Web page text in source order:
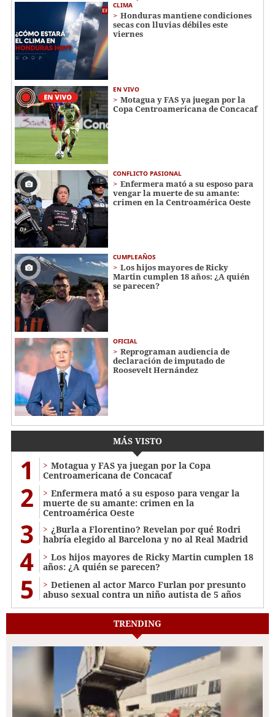
CLIMA
Honduras mantiene condiciones
secas con lluvias débiles este
viernes
EN VIVO
Motagua y FAS ya juegan por la
Copa Centroamericana de Concacaf
CONFLICTO PASIONAL
Enfermera mató a su esposo para
vengar la muerte de su amante:
crimen en la Centroamérica Oeste
CUMPLEAÑOS
Los hijos mayores de Ricky
Martin cumplen 18 años: ¿A quién
se parecen?
OFICIAL
Reprograman audiencia de
declaración de imputado de
Roosevelt Hernández
MÁS VISTO
1
Motagua y FAS ya juegan por la Copa
Centroamericana de Concacaf
2
Enfermera mató a su esposo para vengar la
muerte de su amante: crimen en la
Centroamérica Oeste
3
¿Burla a Florentino? Revelan por qué Rodri
habría elegido al Barcelona y no al Real Madrid
4
Los hijos mayores de Ricky Martin cumplen 18
años: ¿A quién se parecen?
5
Detienen al actor Marco Furlan por presunto
abuso sexual contra un niño autista de 5 años
TRENDING